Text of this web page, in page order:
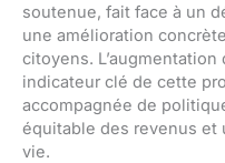
soutenue, fait face à un
une amélioration
citoyens.
indicateur clé de cette
accompagnée de
équitable des revenus et
vie.